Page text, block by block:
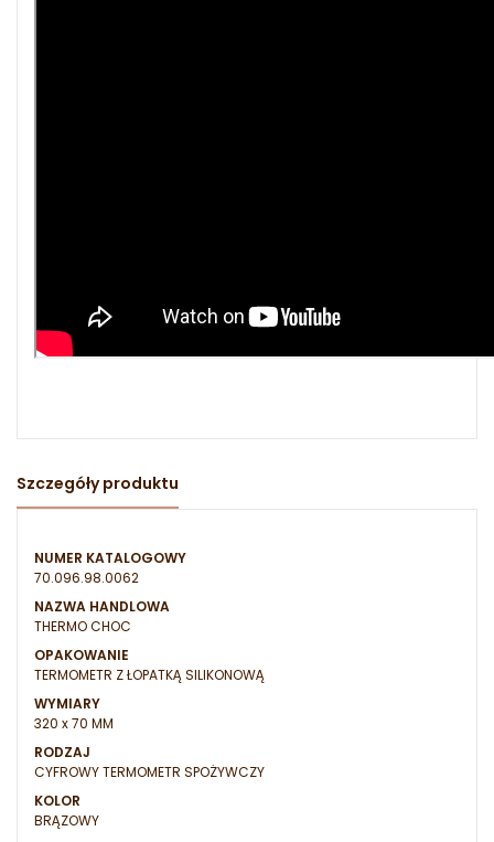
Szczegóły produktu
NUMER KATALOGOWY
70.096.98.0062
NAZWA HANDLOWA
THERMO CHOC
OPAKOWANIE
TERMOMETR Z ŁOPATKĄ SILIKONOWĄ
WYMIARY
320 x 70 MM
RODZAJ
CYFROWY TERMOMETR SPOŻYWCZY
KOLOR
BRĄZOWY